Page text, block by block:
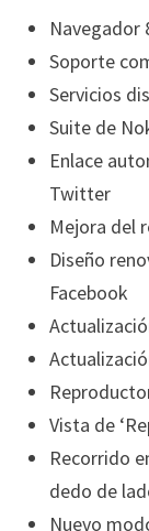
Navegador
Soporte
Servicios
Suite de
Enlace
Twitter
Mejora del
Diseño
Facebook
Vista de
Recorrido
dedo de
Nuevo